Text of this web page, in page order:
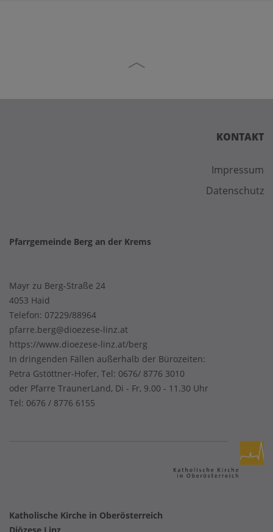
KONTAKT
Impressum
Datenschutz
Pfarrgemeinde Berg an der Krems
Mayr zu Berg-Straße 24
4053 Haid
Telefon: 07229/88964
pfarre.berg@dioezese-linz.at
https://www.dioezese-linz.at/berg
In dringenden Fällen außerhalb der Bürozeiten:
Petra Gstöttner-Hofer, Tel: 0676/ 8776 3010
oder Pfarre TraunerLand, Di - Fr, 9.00 - 11.30 Uhr
Tel: 0676 / 8776 6155
Katholische Kirche in Oberösterreich